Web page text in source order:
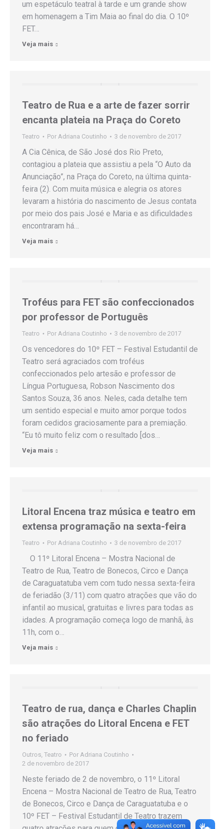
um espetáculo teatral à tarde e um grande show
em homenagem a Tim Maia ao final do dia. O 10º
FET…
Veja mais
Teatro de Rua e a arte de fazer sorrir
encanta plateia na Praça do Coreto
Teatro Por Adriana Coutinho 3 de novembro de 2017
A Cia Cênica, de São José dos Rio Preto,
contagiou a plateia que assistiu a pela “O Auto da
Anunciação”, na Praça do Coreto, na última quinta-
feira (2). Com muita música e alegria os atores
levaram a história do nascimento de Jesus contata
por meio dos pais José e Maria e as dificuldades
encontraram há…
Veja mais
Troféus para FET são confeccionados
por professor de Português
Teatro Por Adriana Coutinho 3 de novembro de 2017
Os vencedores do 10º FET – Festival Estudantil de
Teatro será agraciados com troféus
confeccionados pelo artesão e professor de
Língua Portuguesa, Robson Nascimento dos
Santos Souza, 36 anos. Neles, cada detalhe tem
um sentido especial e muito amor porque todos
foram cedidos graciosamente para a premiação.
“Eu tô muito feliz com o resultado [dos…
Veja mais
Litoral Encena traz música e teatro em
extensa programação na sexta-feira
Teatro Por Adriana Coutinho 3 de novembro de 2017
O 11º Litoral Encena – Mostra Nacional de
Teatro de Rua, Teatro de Bonecos, Circo e Dança
de Caraguatatuba vem com tudo nessa sexta-feira
de feriadão (3/11) com quatro atrações que vão do
infantil ao musical, gratuitas e livres para todas as
idades. A programação começa logo de manhã, às
11h, com o…
Veja mais
Teatro de rua, dança e Charles Chaplin
são atrações do Litoral Encena e FET
no feriado
Outros, Teatro Por Adriana Coutinho
2 de novembro de 2017
Neste feriado de 2 de novembro, o 11º Litoral
Encena – Mostra Nacional de Teatro de Rua, Teatro
de Bonecos, Circo e Dança de Caraguatatuba e o
10º FET – Festival Estudantil de Teatro trazem